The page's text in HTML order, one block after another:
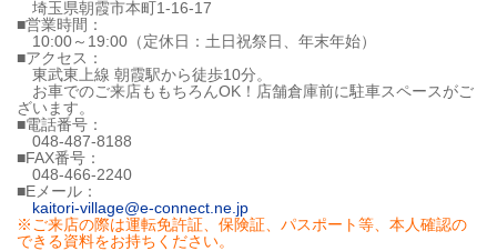
埼玉県朝霞市本町1-16-17
■営業時間：
10:00～19:00（定休日：土日祝祭日、年末年始）
■アクセス：
東武東上線 朝霞駅から徒歩10分。
お車でのご来店ももちろんOK！店舗倉庫前に駐車スペースがご
ざいます。
■電話番号：
048-487-8188
■FAX番号：
048-466-2240
■Eメール：
kaitori-village@e-connect.ne.jp
※ご来店の際は運転免許証、保険証、パスポート等、本人確認の
できる資料をお持ちください。